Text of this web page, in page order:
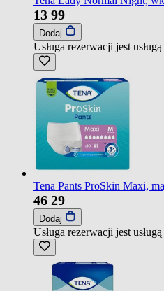
13 99
Dodaj
Usługa rezerwacji jest
Tena Pants ProSkin Maxi,
46 29
Dodaj
Usługa rezerwacji jest